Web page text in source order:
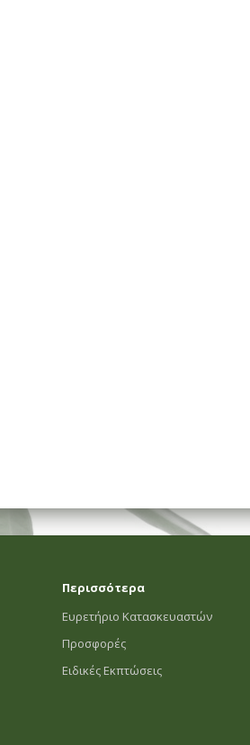
Περισσότερα
Ευρετήριο Κατασκευαστών
Προσφορές
Ειδικές Εκπτώσεις